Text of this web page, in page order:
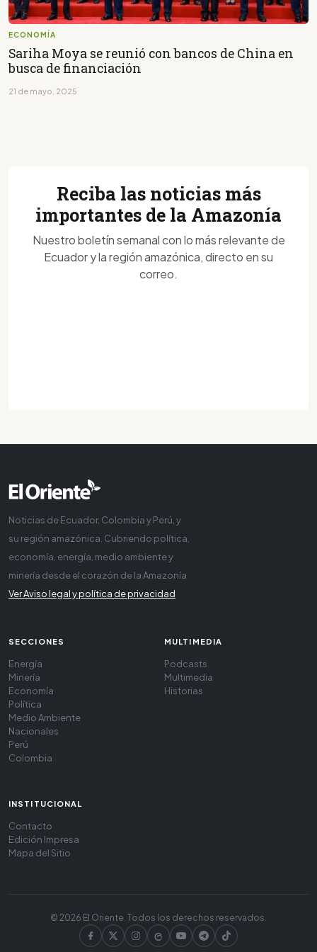
ECONOMÍA
Sariha Moya se reunió con bancos de China en
busca de financiación
21 de mayo, 2025
Reciba las noticias más
importantes de la Amazonía
Nuestro boletín semanal con lo más relevante de
Ecuador y la región amazónica, directo en su
correo.
Noticias de Ecuador, Colombia y Perú, y
su región amazónica. Cubriendo política,
economía, energía, medio ambiente y
minería desde el corazón de la Amazonía
Ver Aviso legal y política de privacidad
SECCIONES
Energía
Minería
Economía
Política
Medio Ambiente
Nacionales
Perú
Colombia
MULTIMEDIA
Podcasts
Multimedia
Historias
INSTITUCIONAL
Contacto
Edición Impresa
Mapa del Sitio
© 2026 El Oriente. Todos los derechos reservados.